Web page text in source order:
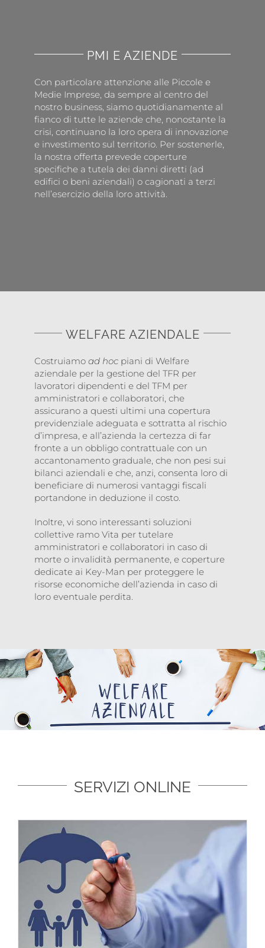
PMI E AZIENDE
Con particolare attenzione alle Piccole e
Medie Imprese, da sempre al centro del
nostro business, siamo quotidianamente al
fianco di tutte le aziende che, nonostante la
crisi, continuano la loro opera di innovazione
e investimento sul territorio. Per sostenerle,
la nostra offerta prevede coperture
specifiche a tutela dei danni diretti (ad
edifici o beni aziendali) o cagionati a terzi
nell’esercizio della loro attività.
WELFARE AZIENDALE
Costruiamoad hoc piani di Welfare
aziendale per la gestione del TFR per
lavoratori dipendenti e del TFM per
amministratori e collaboratori, che
assicurano a questi ultimi una copertura
previdenziale adeguata e sottratta al rischio
d’impresa, e all’azienda la certezza di far
fronte a un obbligo contrattuale con un
accantonamento graduale, che non pesi sui
bilanci aziendali e che, anzi, consenta loro di
beneficiare di numerosi vantaggi fiscali
portandone in deduzione il costo.
Inoltre, vi sono interessanti soluzioni
collettive ramo Vita per tutelare
amministratori e collaboratori in caso di
morte o invalidità permanente, e coperture
dedicate ai Key-Man per proteggere le
risorse economiche dell’azienda in caso di
loro eventuale perdita.
SERVIZI ONLINE